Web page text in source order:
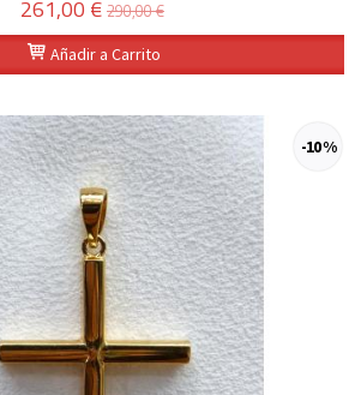
261,00 € 290,00 €
Añadir a Carrito
-10 %